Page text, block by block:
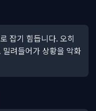
잡기 힘듭니다. 오히
려들어가 상황을 악화